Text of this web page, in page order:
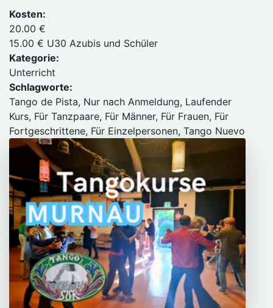
Kosten:
20.00 €
15.00 € U30 Azubis und Schüler
Kategorie:
Unterricht
Schlagworte:
Tango de Pista, Nur nach Anmeldung, Laufender
Kurs, Für Tanzpaare, Für Männer, Für Frauen, Für
Fortgeschrittene, Für Einzelpersonen, Tango Nuevo